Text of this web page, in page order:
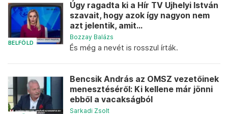
BELFÖLD
Úgy ragadta ki a Hír TV Ujhelyi István
szavait, hogy azok így nagyon nem
azt jelentik, amit...
Bozzay Balázs
És még a nevét is rosszul írták.
Bencsik András az OMSZ vezetőinek
menesztéséről: Ki kellene már jönni
ebből a vacakságból
Sarkadi Zsolt